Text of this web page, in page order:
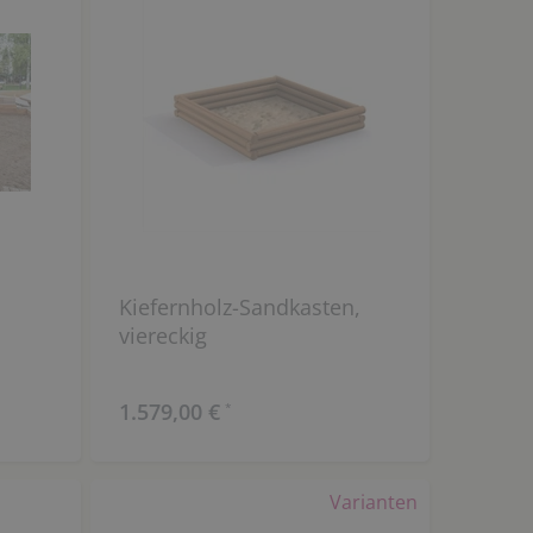
Kiefernholz-Sandkasten,
viereckig
1.579,00 € *
Varianten